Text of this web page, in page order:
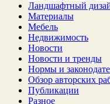
Ландшафтный
Материалы
Мебель
Недвижимость
Новости
Новости и тренды
Нормы и
Обзор авторских
Публикации
Разное